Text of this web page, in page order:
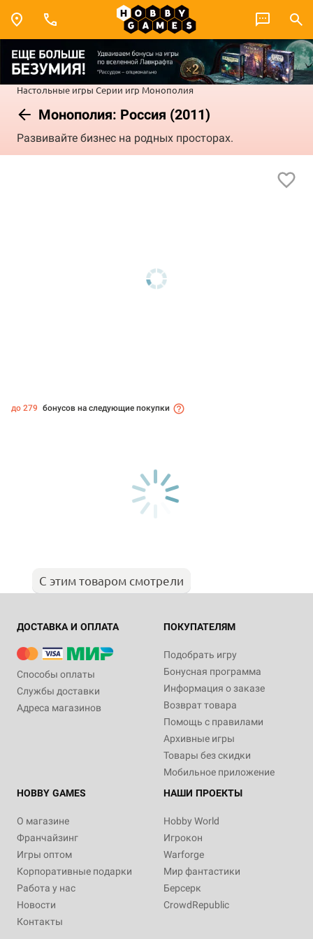
Настольные игры Серии игр Монополия
Монополия: Россия (2011)
Развивайте бизнес на родных просторах.
до 279 бонусов на следующие покупки
С этим товаром смотрели
ДОСТАВКА И ОПЛАТА
Способы оплаты
Службы доставки
Адреса магазинов
ПОКУПАТЕЛЯМ
Подобрать игру
Бонусная программа
Информация о заказе
Возврат товара
Помощь с правилами
Архивные игры
Товары без скидки
Мобильное приложение
HOBBY GAMES
О магазине
Франчайзинг
Игры оптом
Корпоративные подарки
Работа у нас
Новости
Контакты
НАШИ ПРОЕКТЫ
Hobby World
Игрокон
Warforge
Мир фантастики
Берсерк
CrowdRepublic